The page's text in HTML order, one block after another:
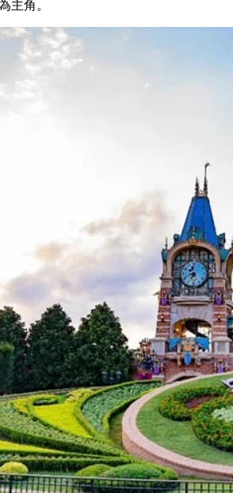
Mickey）所代表嘅意義亦突顯米奇喺迪
正如 華特迪士尼先生 講過：「I only
sight of one thing – that it was all started by
「Floral Mickey」嘅傳統亦延伸至各地
。按照華特嘅意願，小鎮大街火車站前
主角。